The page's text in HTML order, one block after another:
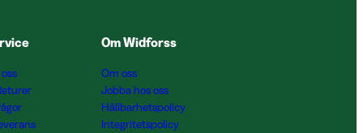
Om Widforss
Om oss
Jobba hos oss
Hållbarhetspolicy
Integritetspolicy